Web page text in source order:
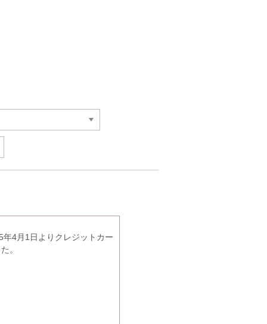
4月1日よりクレジットカー
。